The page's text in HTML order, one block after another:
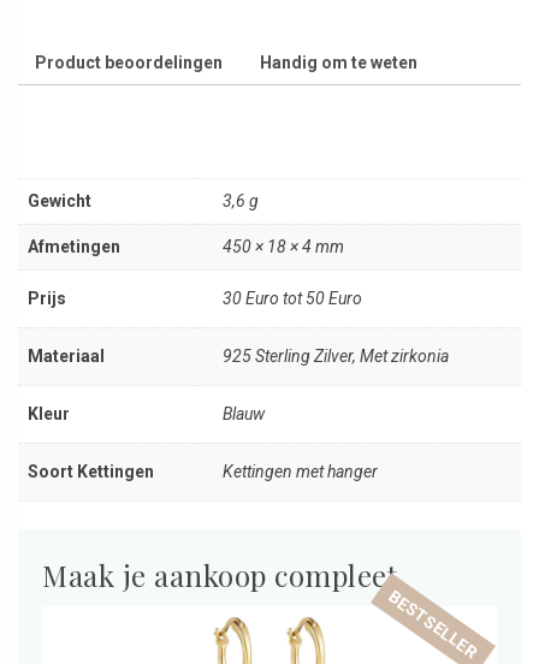
Product beoordelingen Handig om te weten
Gewicht 3,6 g
Afmetingen 450 × 18 × 4 mm
Prijs 30 Euro tot 50 Euro
Materiaal 925 Sterling Zilver, Met zirkonia
Kleur Blauw
Soort Kettingen Kettingen met hanger
Maak je aankoop compleet
BESTSELLER